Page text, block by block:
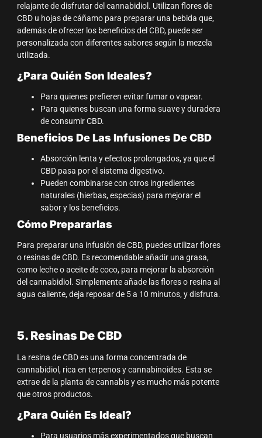
relajante de disfrutar del cannabidiol. Utilizan flores de
CBD u hojas de cáñamo para preparar una bebida que,
además de ofrecer los beneficios del CBD, puede ser
personalizada con diferentes sabores según la mezcla
utilizada.
¿Para Quién Son Ideales?
Para quienes prefieren evitar fumar o vapear.
Para quienes buscan una forma suave y duradera
de consumir CBD.
Beneficios De Las Infusiones De CBD
Absorción lenta y efectos prolongados, ya que el
CBD pasa por el sistema digestivo.
Pueden combinarse con otros ingredientes
naturales (hierbas, especias) para mejorar el
sabor y los beneficios.
Cómo Prepararlas
Para preparar una infusión de CBD, puedes utilizar flores
o resinas de CBD. Es recomendable añadir una grasa,
como leche o aceite de coco, para mejorar la absorción
del cannabidiol. Simplemente añade las flores o resina al
agua caliente, deja reposar de 5 a 10 minutos, y disfruta.
5. Resinas De CBD
La resina de CBD es una forma concentrada de
cannabidiol, rica en terpenos y cannabinoides. Esta se
extrae de la planta de cannabis y es mucho más potente
que otros productos.
¿Para Quién Es Ideal?
Para usuarios más experimentados que buscan